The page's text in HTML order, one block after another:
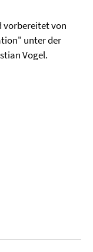
vorbereitet von
unter der
Vogel.